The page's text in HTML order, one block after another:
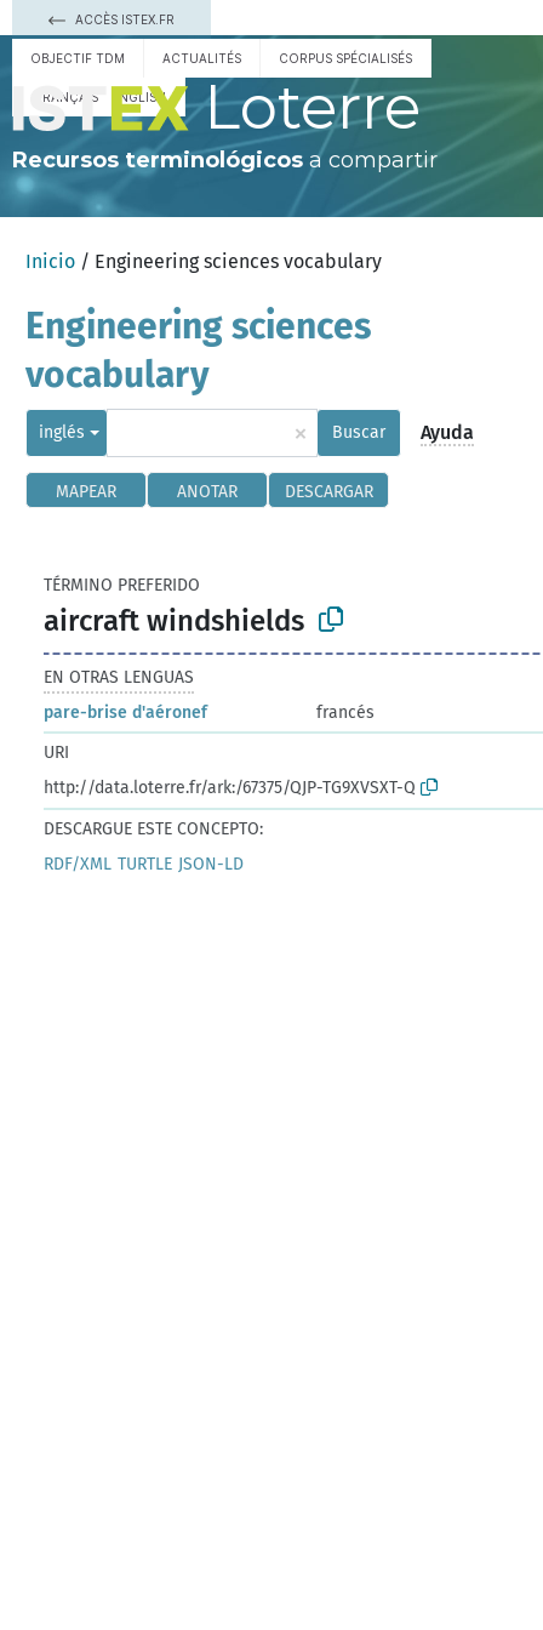
ACCÈS ISTEX.FR
OBJECTIF TDM ACTUALITÉS CORPUS SPÉCIALISÉS
FRANÇAIS ENGLISH Loterre
Recursos terminológicos a compartir
Inicio / Engineering sciences vocabulary
Engineering sciences
vocabulary
inglés × Buscar Ayuda
MAPEAR ANOTAR DESCARGAR
TÉRMINO PREFERIDO
aircraft windshields
EN OTRAS LENGUAS
pare-brise d'aéronef
francés
URI
http://data.loterre.fr/ark:/67375/QJP-TG9XVSXT-Q
DESCARGUE ESTE CONCEPTO:
RDF/XML TURTLE JSON-LD